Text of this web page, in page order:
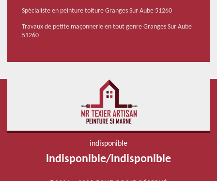
Spécialiste en peinture toiture Granges Sur Aube 51260
Travaux de petite maçonnerie en tout genre Granges Sur Aube
51260
indisponible
indisponible/indisponible